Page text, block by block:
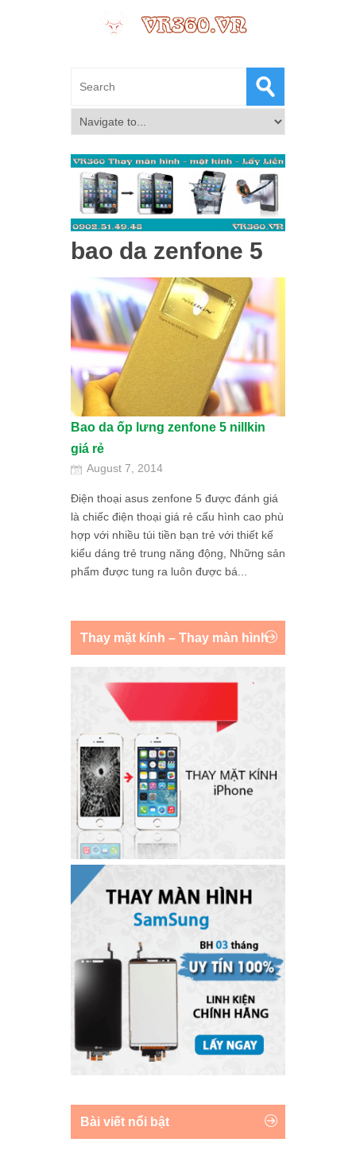
bao da zenfone 5
Bao da ốp lưng zenfone 5 nillkin
giá rẻ
August 7, 2014
Điện thoại asus zenfone 5 được đánh giá
là chiếc điện thoại giá rẻ cấu hình cao phù
hợp với nhiều túi tiền bạn trẻ với thiết kế
kiểu dáng trẻ trung năng động, Những sản
phẩm được tung ra luôn được bá...
Thay mặt kính – Thay màn hình
Bài viết nổi bật